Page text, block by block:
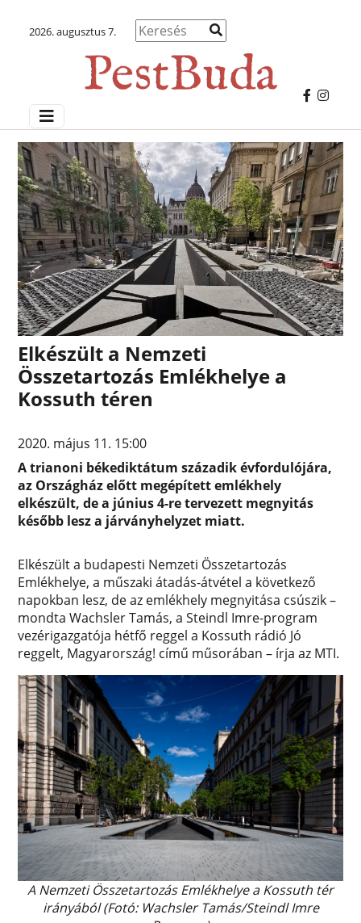
2026. augusztus 7.
Elkészült a Nemzeti
Összetartozás Emlékhelye a
Kossuth téren
2020. május 11. 15:00
A trianoni békediktátum századik évfordulójára,
az Országház előtt megépített emlékhely
elkészült, de a június 4-re tervezett megnyitás
később lesz a járványhelyzet miatt.
Elkészült a budapesti Nemzeti Összetartozás
Emlékhelye, a műszaki átadás-átvétel a következő
napokban lesz, de az emlékhely megnyitása csúszik –
mondta Wachsler Tamás, a Steindl Imre-program
vezérigazgatója hétfő reggel a Kossuth rádió Jó
reggelt, Magyarország! című műsorában – írja az MTI.
A Nemzeti Összetartozás Emlékhelye a Kossuth tér
irányából (Fotó: Wachsler Tamás/Steindl Imre